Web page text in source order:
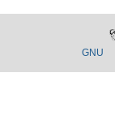
GNU